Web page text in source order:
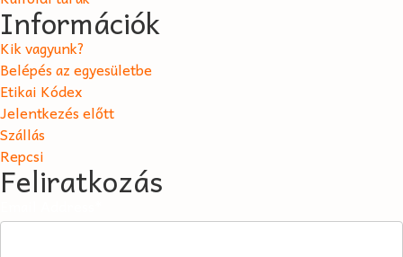
Információk
Kik vagyunk?
Belépés az egyesületbe
Etikai Kódex
Jelentkezés előtt
Szállás
Repcsi
Feliratkozás